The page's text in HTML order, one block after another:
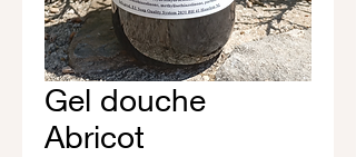
Gel douche
Abricot